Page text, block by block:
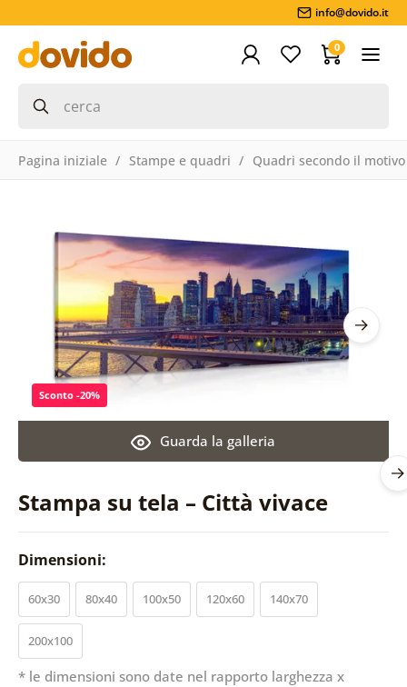
info@dovido.it
0
Pagina iniziale Stampe e quadri Quadri secondo il motivo
Stampa su tela – Città vivace
Guarda la galleria
Sconto -20%
Dimensioni:
60x30 80x40 100x50 120x60 140x70
200x100
* le dimensioni sono date nel rapporto larghezza x